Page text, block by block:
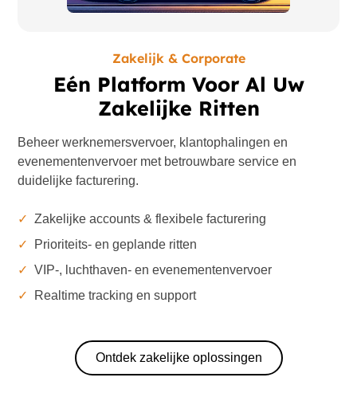
Zakelijk & Corporate
Eén Platform Voor Al Uw
Zakelijke Ritten
Beheer werknemersvervoer, klantophalingen en
evenementenvervoer met betrouwbare service en
duidelijke facturering.
✓
Zakelijke accounts & flexibele facturering
✓
Prioriteits- en geplande ritten
✓
VIP-, luchthaven- en evenementenvervoer
✓
Realtime tracking en support
Ontdek zakelijke oplossingen